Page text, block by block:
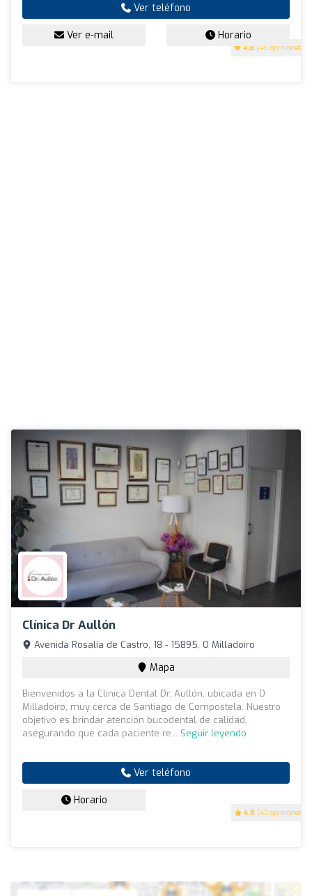
4.8 (45 opiniones)
Ver teléfono
Ver e-mail Horario
Clínica Dr Aullón
4.8 (43 opiniones)
Avenida Rosalía de Castro, 18 - 15895, O Milladoiro
Mapa
Bienvenidos a la Clínica Dental Dr. Aullón, ubicada en O
Milladoiro, muy cerca de Santiago de Compostela. Nuestro
objetivo es brindar atención bucodental de calidad,
asegurando que cada paciente re... Seguir leyendo
Ver teléfono
Horario